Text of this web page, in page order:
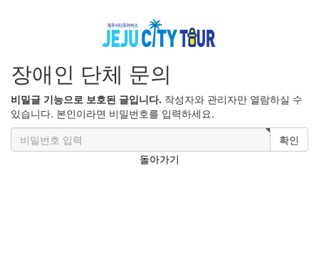
장애인 단체 문의
비밀글 기능으로 보호된 글입니다. 작성자와 관리자만 열람하실 수
있습니다. 본인이라면 비밀번호를 입력하세요.
확인
돌아가기